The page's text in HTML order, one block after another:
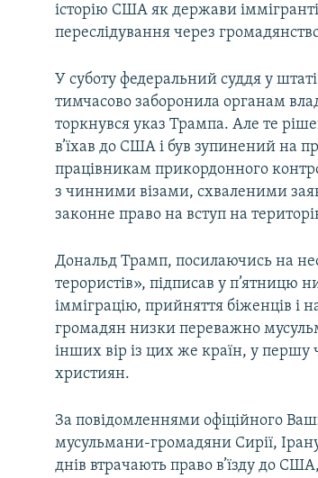
історію США як держави
переслідування через
У суботу федеральний суддя у
тимчасово заборонила органам
торкнувся указ Трампа. Але те
в’їхав до США і був зупинений на
працівникам прикордонного
з чинними візами, схваленими
законне право на вступ на
Дональд Трамп, посилаючись на
терористів», підписав у п’ятницю
імміграцію, прийняття біженців і
громадян низки переважно
інших вір із цих же країн, у першу
християн.
За повідомленнями офіційного
мусульмани-громадяни Сирії,
днів втрачають право в’їзду до